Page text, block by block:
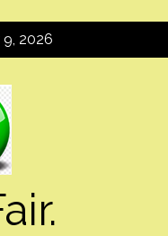
9, 2026